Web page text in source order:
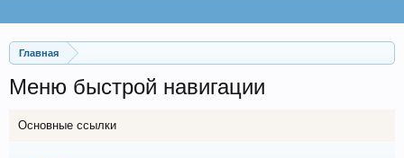
Главная
Меню быстрой навигации
Основные ссылки